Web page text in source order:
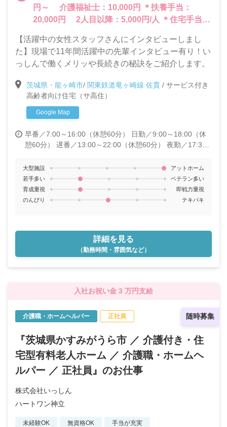
円～ 介護福祉士：10,000円 ＊扶養手当：
20,000円 2人目以降：5,000円/人 ＊住宅手当：
【活躍中の女性スタッフさんにインタビューしまし
た】現場で11年間活躍中の先輩インタビュー有り！い
っしんで働くメリッや長続きの秘訣をご紹介します。
茨城県・龍ヶ崎市/ 関東鉄道竜ヶ崎線 佐貫 / サービス付き
高齢者向け住宅（サ高住）
Google Map
早番／7:00～16:00（休憩60分）
日勤／9:00～18:00（休
憩60分）
遅番／13:00～22:00（休憩60分）
夜勤／17:30
が休みとなります。 ★夜勤手当：4,600円/回
大型施設
アットホーム
若手多い
ベテラン多い
育成重視
即戦力重視
のんびり
テキパキ
詳細を見る
（勤務時間・雰囲気など）
入社お祝い金 3 万円支給
随時募集
介護職・ホームヘルパー 正社員
『茨城県かすみがうら市 ／ 介護付き・住
宅型有料老人ホーム ／ 介護職・ホームヘ
ルパー ／ 正社員』のお仕事
株式会社いっしん
ハートワン神立
未経験OK 無資格OK 手当が充実